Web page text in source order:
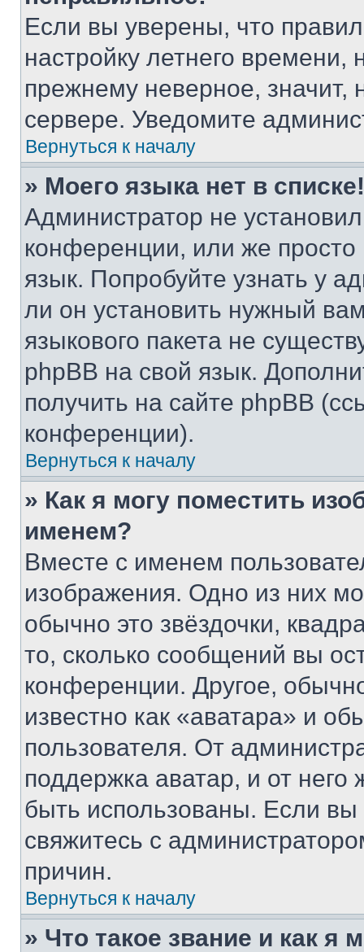
Если вы уверены, что
настройку летнего
прежнему неверное, значит,
сервере. Уведомите
Вернуться к началу
» Моего языка нет в списке!
Администратор не
конференции, или же
язык. Попробуйте узнать у
ли он установить нужный
языкового пакета не
phpBB на свой язык.
получить на сайте phpBB
конференции).
Вернуться к началу
» Как я могу поместить
именем?
Вместе с именем
изображения. Одно из них
обычно это звёздочки,
то, сколько сообщений вы
конференции. Другое,
известно как «аватара» и
пользователя. От
поддержка аватар, и от него
быть использованы. Если
свяжитесь с
причин.
Вернуться к началу
» Что такое звание и как я